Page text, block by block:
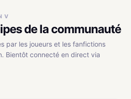
V
de la communauté
par les joueurs et les fanfictions
Bientôt connecté en direct via